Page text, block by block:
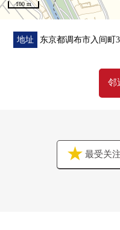
的"什么最好开始的东西
有那样的烦恼的欢迎来电
※在免费制作"核定价格
我们，顾客用第一次买
100 m
地址 东京都调布市入间町
邻
最受关注